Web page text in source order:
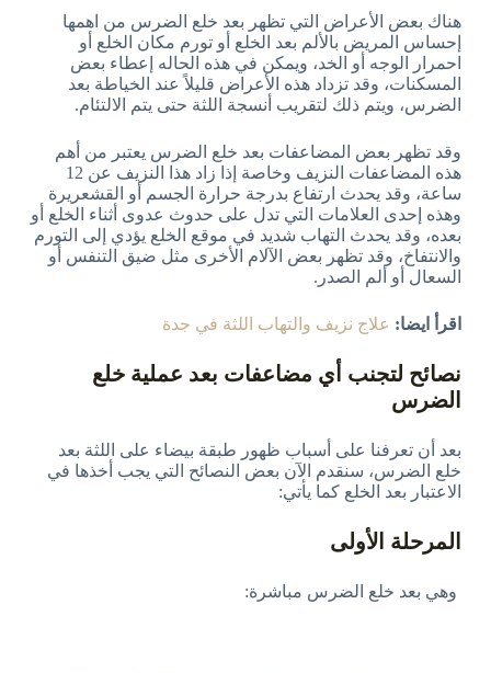
هناك بعض الأعراض التي تظهر بعد خلع الضرس من اهمها
إحساس المريض بالألم بعد الخلع أو تورم مكان الخلع أو
احمرار الوجه أو الخد، ويمكن في هذه الحاله إعطاء بعض
المسكنات، وقد تزداد هذه الأعراض قليلاً عند الخياطة بعد
الضرس، ويتم ذلك لتقريب أنسجة اللثة حتى يتم الالتئام.
وقد تظهر بعض المضاعفات بعد خلع الضرس يعتبر من أهم
هذه المضاعفات النزيف وخاصة إذا زاد هذا النزيف عن 12
ساعة، وقد يحدث ارتفاع بدرجة حرارة الجسم أو القشعريرة
وهذه إحدى العلامات التي تدل على حدوث عدوى أثناء الخلع أو
بعده، وقد يحدث التهاب شديد في موقع الخلع يؤدي إلى التورم
والانتفاخ، وقد تظهر بعض الآلام الأخرى مثل ضيق التنفس أو
السعال أو ألم الصدر.
اقرأ ايضا: علاج نزيف والتهاب اللثة في جدة
نصائح لتجنب أي مضاعفات بعد عملية خلع
الضرس
بعد أن تعرفنا على أسباب ظهور طبقة بيضاء على اللثة بعد
خلع الضرس، سنقدم الآن بعض النصائح التي يجب أخذها في
الاعتبار بعد الخلع كما يأتي:
المرحلة الأولى
وهي بعد خلع الضرس مباشرة: